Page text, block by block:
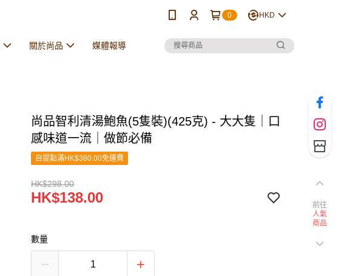
0 HKD
關於尚品 媒體報導
尚品智利清湯鮑魚(5隻裝)(425克) - 大大隻｜口
感味道一流｜做節必備
自提點滿HK$380.00免運費
HK$298.00
HK$138.00
數量
前往
人氣
商品